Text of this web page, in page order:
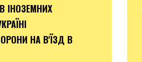
ІНОЗЕМНИХ
НА В'ЇЗД В